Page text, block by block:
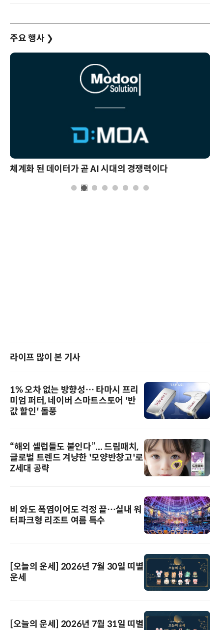
주요 행사 ❯
체계화 된 데이터가 곧 AI 시대의 경쟁력이다
라이프 많이 본 기사
1% 오차 없는 방향성… 타마시 프리
미엄 퍼터, 네이버 스마트스토어 '반
값 할인' 돌풍
“해외 셀럽들도 붙인다”... 드림패치,
글로벌 트렌드 겨냥한 '모양반창고'로
Z세대 공략
비 와도 폭염이어도 걱정 끝…실내 워
터파크형 리조트 여름 특수
[오늘의 운세] 2026년 7월 30일 띠별
운세
[오늘의 운세] 2026년 7월 31일 띠별